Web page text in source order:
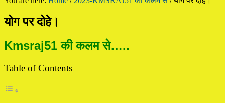
योग पर दोहे।
Kmsraj51 की कलम से…..
Table of Contents